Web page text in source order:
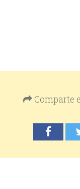
Comparte